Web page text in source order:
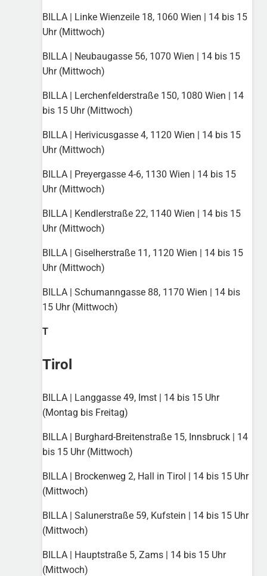
BILLA | Linke Wienzeile 18, 1060 Wien | 14 bis 15
Uhr (Mittwoch)
BILLA | Neubaugasse 56, 1070 Wien | 14 bis 15
Uhr (Mittwoch)
BILLA | Lerchenfelderstraße 150, 1080 Wien | 14
bis 15 Uhr (Mittwoch)
BILLA | Herivicusgasse 4, 1120 Wien | 14 bis 15
Uhr (Mittwoch)
BILLA | Preyergasse 4-6, 1130 Wien | 14 bis 15
Uhr (Mittwoch)
BILLA | Kendlerstraße 22, 1140 Wien | 14 bis 15
Uhr (Mittwoch)
BILLA | Giselherstraße 11, 1120 Wien | 14 bis 15
Uhr (Mittwoch)
BILLA | Schumanngasse 88, 1170 Wien | 14 bis
15 Uhr (Mittwoch)
T
Tirol
BILLA | Langgasse 49, Imst | 14 bis 15 Uhr
(Montag bis Freitag)
BILLA | Burghard-Breitenstraße 15, Innsbruck | 14
bis 15 Uhr (Mittwoch)
BILLA | Brockenweg 2, Hall in Tirol | 14 bis 15 Uhr
(Mittwoch)
BILLA | Salunerstraße 59, Kufstein | 14 bis 15 Uhr
(Mittwoch)
BILLA | Hauptstraße 5, Zams | 14 bis 15 Uhr
(Mittwoch)